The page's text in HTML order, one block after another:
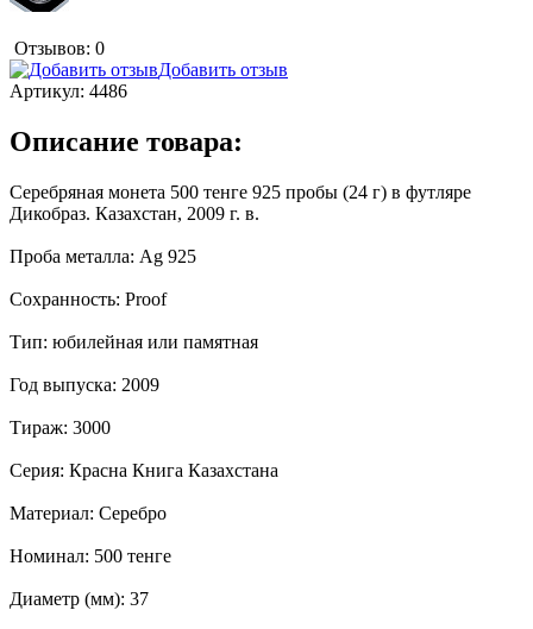
Отзывов: 0
Добавить отзыв
Артикул: 4486
Описание товара:
Серебряная монета 500 тенге 925 пробы (24 г) в футляре
Дикобраз. Казахстан, 2009 г. в.
Проба металла: Ag 925
Сохранность: Proof
Тип: юбилейная или памятная
Год выпуска: 2009
Тираж: 3000
Серия: Красна Книга Казахстана
Материал: Серебро
Номинал: 500 тенге
Диаметр (мм): 37